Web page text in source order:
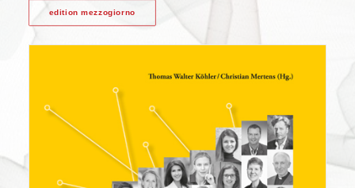
edition mezzogiorno